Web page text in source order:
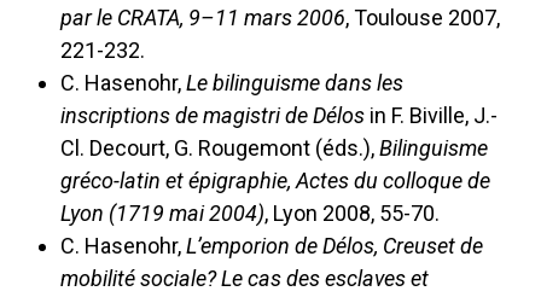
par le CRATA, 9–11 mars 2006, Toulouse 2007,
221-232.
C. Hasenohr,Le bilinguisme dans les
inscriptions de magistri de Délos in F. Biville, J.-
Cl. Decourt, G. Rougemont (éds.),Bilinguisme
gréco-latin et épigraphie, Actes du colloque de
Lyon (1719 mai 2004), Lyon 2008, 55-70.
C. Hasenohr,L’emporion de Délos, Creuset de
mobilité sociale? Le cas des esclaves et